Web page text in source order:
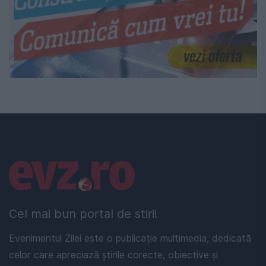
Cel mai bun portal de stiri!
Evenimentul Zilei este o publicație multimedia, dedicată
celor care apreciază știrile corecte, obiective și
Linkuri utile